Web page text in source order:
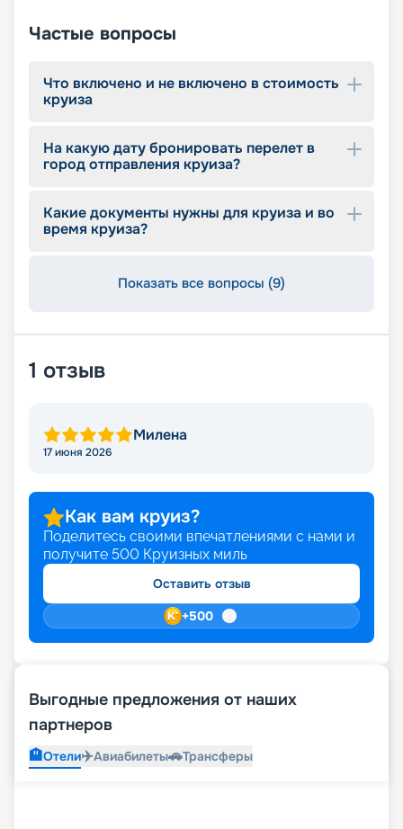
Частые вопросы
Что включено и не включено в стоимость
круиза
На какую дату бронировать перелет в
город отправления круиза?
Какие документы нужны для круиза и во
время круиза?
Показать все вопросы (9)
1 отзыв
Милена
17 июня 2026
Как вам круиз?
Поделитесь своими впечатлениями с нами и
получите 500 Круизных миль
Оставить отзыв
+500
Выгодные предложения от наших
партнеров
🏨Отели✈️Авиабилеты🚗Трансферы